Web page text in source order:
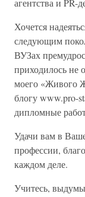
агентства и PR-
Хочется
следующим
ВУЗах
приходилось не
моего «Живого
блогу www.pro-
дипломные
Удачи вам в
профессии,
каждом деле.
Учитесь,